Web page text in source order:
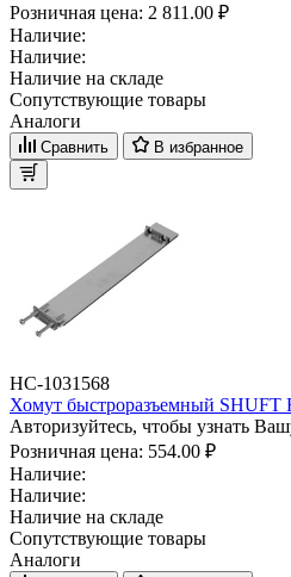
Розничная цена: 2 811.00 ₽
Наличие:
Наличие:
Наличие на складе
Сопутствующие товары
Аналоги
Сравнить В избранное
НС-1031568
Хомут быстроразъемный SHUFT
Авторизуйтесь, чтобы узнать
Розничная цена: 554.00 ₽
Наличие:
Наличие:
Наличие на складе
Сопутствующие товары
Аналоги